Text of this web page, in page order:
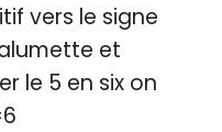
vers le signe
et
le 5 en six on